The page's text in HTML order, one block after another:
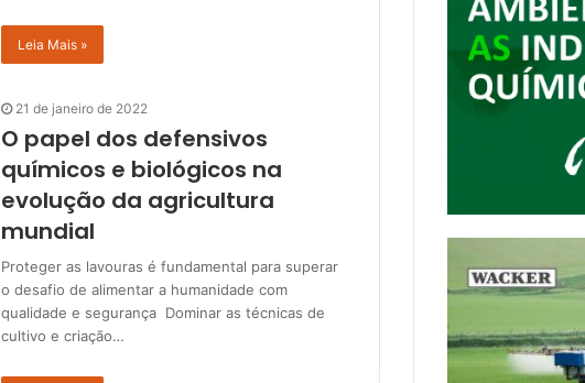
Leia Mais »
21 de janeiro de 2022
O papel dos defensivos
químicos e biológicos na
evolução da agricultura
mundial
Proteger as lavouras é fundamental para superar
o desafio de alimentar a humanidade com
qualidade e segurança Dominar as técnicas de
cultivo e criação…